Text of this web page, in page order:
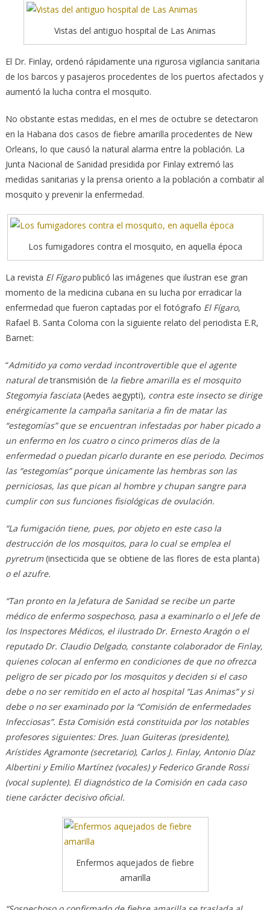
Vistas del antiguo hospital de Las Animas
El Dr. Finlay, ordenó rápidamente una rigurosa vigilancia sanitaria
de los barcos y pasajeros procedentes de los puertos afectados y
aumentó la lucha contra el mosquito.
No obstante estas medidas, en el mes de octubre se detectaron
en la Habana dos casos de fiebre amarilla procedentes de New
Orleans, lo que causó la natural alarma entre la población. La
Junta Nacional de Sanidad presidida por Finlay extremó las
medidas sanitarias y la prensa oriento a la población a combatir al
mosquito y prevenir la enfermedad.
Los fumigadores contra el mosquito, en aquella época
La revista El Fígaropublicó las imágenes que ilustran ese gran
momento de la medicina cubana en su lucha por erradicar la
enfermedad que fueron captadas por el fotógrafo El Fígaro,
Rafael B. Santa Coloma con la siguiente relato del periodista E.R,
Barnet:
“Admitido ya como verdad incontrovertible que el agente
natural detransmisión de la fiebre amarilla es el mosquito
Stegomyia fasciata (Aedes aegypti), contra este insecto se dirige
enérgicamente la campaña sanitaria a fin de matar las
“estegomías” que se encuentran infestadas por haber picado a
un enfermo en los cuatro o cinco primeros días de la
enfermedad o puedan picarlo durante en ese periodo. Decimos
las “estegomías” porque únicamente las hembras son las
perniciosas, las que pican al hombre y chupan sangre para
cumplir con sus funciones fisiológicas de ovulación.
“La fumigación tiene, pues, por objeto en este caso la
destrucción de los mosquitos, para lo cual se emplea el
pyretrum(insecticida que se obtiene de las flores de esta planta)
o el azufre.
“Tan pronto en la Jefatura de Sanidad se recibe un parte
médico de enfermo sospechoso, pasa a examinarlo o el Jefe de
los Inspectores Médicos, el ilustrado Dr. Ernesto Aragón o el
reputado Dr. Claudio Delgado, constante colaborador de Finlay,
quienes colocan al enfermo en condiciones de que no ofrezca
peligro de ser picado por los mosquitos y deciden si el caso
debe o no ser remitido en el acto al hospital “Las Animas” y si
debe o no ser examinado por la “Comisión de enfermedades
Infecciosas”. Esta Comisión está constituida por los notables
profesores siguientes: Dres. Juan Guiteras (presidente),
Arístides Agramonte (secretario), Carlos J. Finlay, Antonio Díaz
Albertini y Emilio Martínez (vocales) y Federico Grande Rossi
(vocal suplente). El diagnóstico de la Comisión en cada caso
tiene carácter decisivo oficial.
Enfermos aquejados de fiebre
amarilla